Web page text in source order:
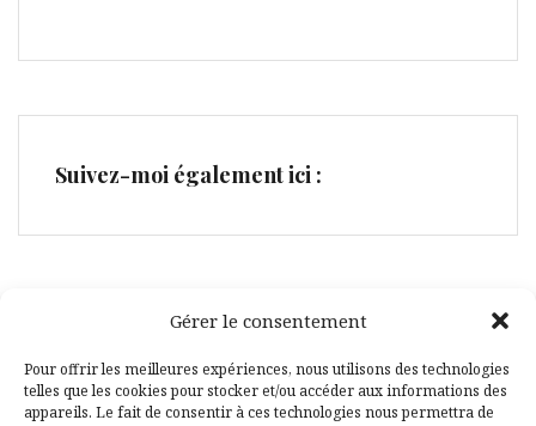
Gérer le consentement
Pour offrir les meilleures expériences, nous utilisons des technologies
telles que les cookies pour stocker et/ou accéder aux informations des
appareils. Le fait de consentir à ces technologies nous permettra de
Suivez-moi également ici :
Facebook
Pinterest